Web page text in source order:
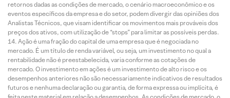
retornos dadas as condições de mercado, o cenário macroeconômico e os
eventos específicos da empresa e do setor, podem divergir das opiniões dos
Analistas Técnicos, que visam identificar os movimentos mais prováveis dos
preços dos ativos, com utilização de “stops” para limitar as possíveis perdas.
Ação é uma fração do capital de uma empresa que é negociada no
mercado. É um título de renda variável, ou seja, um investimento no qual a
rentabilidade não é preestabelecida, varia conforme as cotações de
mercado. O investimento em ações é um investimento de alto risco e os
desempenhos anteriores não são necessariamente indicativos de resultados
futuros e nenhuma declaração ou garantia, de forma expressa ou implícita, é